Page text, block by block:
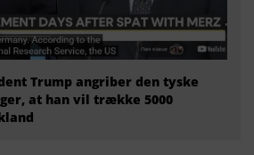
Trump angriber den tyske
at han vil trække 5000